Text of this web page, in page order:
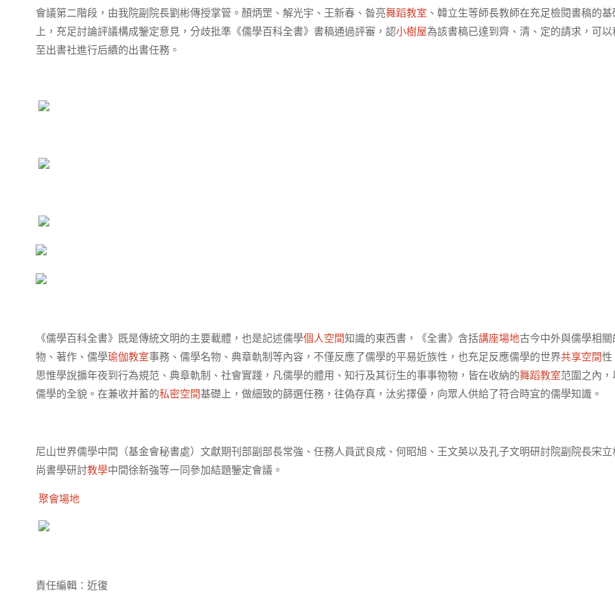
會議第二階段，由我院副院長劉彬傳授掌管。顏炳罡、解光宇、王新春、昝亮舞蹈教室 、韓立生等師長教師在充足檢閱書稿的基
上，充足討論評議構成鑒定意見，分歧批準《儒學百科全書》書稿通過評審，認小樹屋為該書稿已達到齊、清、定的請求，可以
至出書社進行后續的出書任務。
《儒學百科全書》既是傳統文明的主要載體，也是記述儒學個人空間知識的東西書，《全書》含括講座場地古今中外與儒學相關
物、著作、儒學瑜伽教室事務、儒學名物、典章軌制等內容，不僅反應了儒學的平易近族性，也充足反應儒學的世界共享空間性
思惟學說擴年夜到行為規范、典章軌制、社會實踐，凡儒學的體用、知行及其衍生的事事物物，皆在收納的舞蹈教室范圍之內，
儒學的全貌。在兼收并蓄的私密空間基礎上，做細致的篩選任務，往偽存真，汰劣擇優，向眾人供給了符合時宜的儒學知識。
尼山世界儒學中間（基金會秘書處）文獻期刊部副部長常強、任務人員武良成、何昭旭、王文英以及孔子文明研討院副院長宋立
尚書學研討教學中間徐新強等一同參加結題鑒定會議。
聚會場地
責任編輯：近復